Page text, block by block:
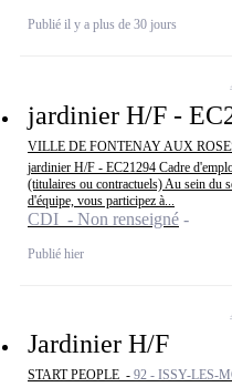
Publié il y a plus de 30 jours
jardinier H/F -
VILLE DE FONTENAY AUX
jardinier H/F - EC21294 Cadre
(titulaires ou contractuels) Au sein du
d'équipe, vous participez à...
CDI - Non renseigné
Publié hier
Jardinier H/F
START PEOPLE - 92 - ISSY-LES-